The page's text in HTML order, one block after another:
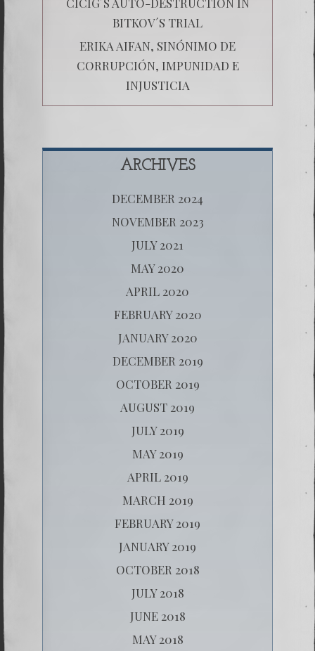
BITKOV´S TRIAL
ERIKA AIFAN, SINÓNIMO DE
CORRUPCIÓN, IMPUNIDAD E
INJUSTICIA
ARCHIVES
DECEMBER 2024
NOVEMBER 2023
JULY 2021
MAY 2020
APRIL 2020
FEBRUARY 2020
JANUARY 2020
DECEMBER 2019
OCTOBER 2019
AUGUST 2019
JULY 2019
MAY 2019
APRIL 2019
MARCH 2019
FEBRUARY 2019
JANUARY 2019
OCTOBER 2018
JULY 2018
JUNE 2018
MAY 2018